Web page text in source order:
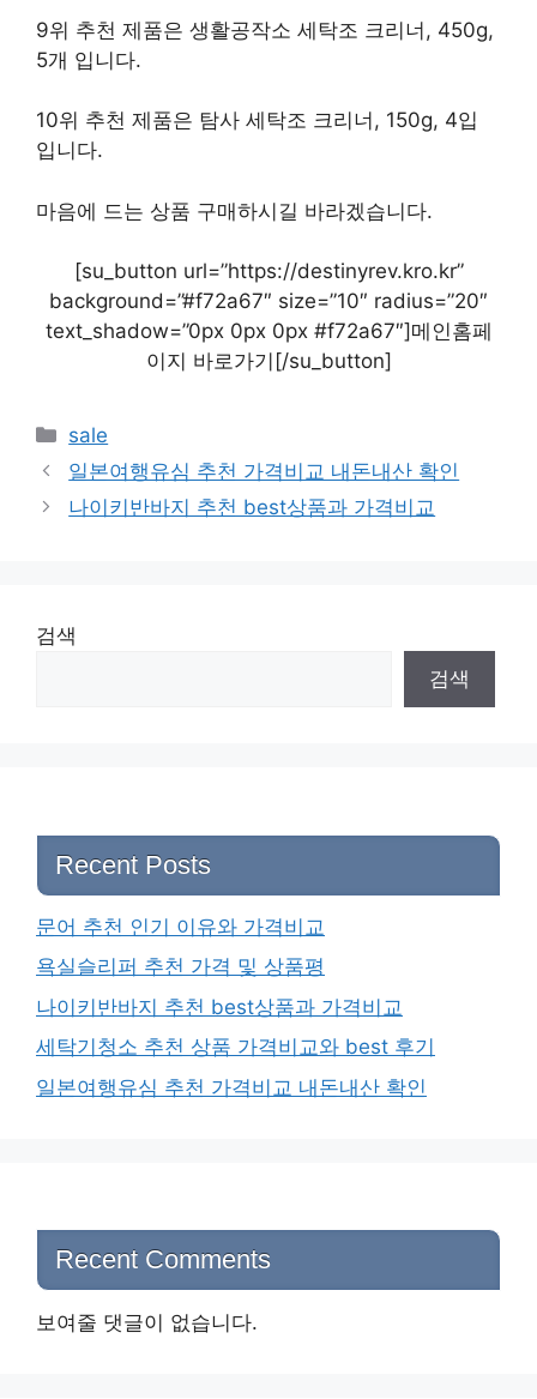
9위 추천 제품은 생활공작소 세탁조 크리너, 450g,
5개 입니다.
10위 추천 제품은 탐사 세탁조 크리너, 150g, 4입
입니다.
마음에 드는 상품 구매하시길 바라겠습니다.
[su_button url=”https://destinyrev.kro.kr”
background=”#f72a67″ size=”10″ radius=”20″
text_shadow=”0px 0px 0px #f72a67″]메인홈페
이지 바로가기[/su_button]
Categories
sale
일본여행유심 추천 가격비교 내돈내산 확인
나이키반바지 추천 best상품과 가격비교
검색
검색
Recent Posts
문어 추천 인기 이유와 가격비교
욕실슬리퍼 추천 가격 및 상품평
나이키반바지 추천 best상품과 가격비교
세탁기청소 추천 상품 가격비교와 best 후기
일본여행유심 추천 가격비교 내돈내산 확인
Recent Comments
보여줄 댓글이 없습니다.